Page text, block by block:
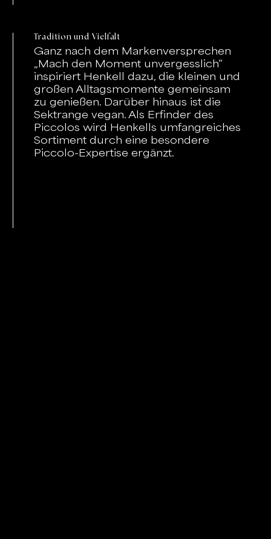
Tradition und Vielfalt
Ganz nach dem Markenversprechen
„Mach den Moment unvergesslich“
inspiriert Henkell dazu, die kleinen und
großen Alltagsmomente gemeinsam
zu genießen. Darüber hinaus ist die
Sektrange vegan. Als Erfinder des
Piccolos wird Henkells umfangreiches
Sortiment durch eine besondere
Piccolo-Expertise ergänzt.